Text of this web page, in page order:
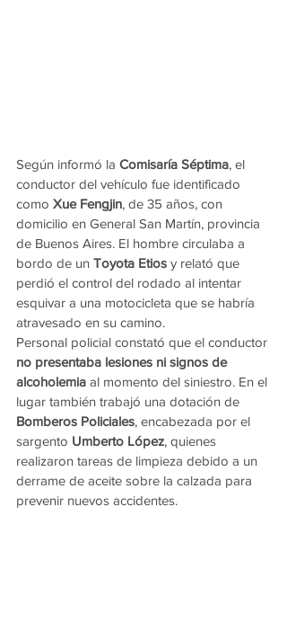
Según informó la Comisaría Séptima, el
conductor del vehículo fue identificado
como Xue Fengjin, de 35 años, con
domicilio en General San Martín, provincia
de Buenos Aires. El hombre circulaba a
bordo de un Toyota Etios y relató que
perdió el control del rodado al intentar
esquivar a una motocicleta que se habría
atravesado en su camino.
Personal policial constató que el conductor
no presentaba lesiones ni signos de
alcoholemia al momento del siniestro. En el
lugar también trabajó una dotación de
Bomberos Policiales, encabezada por el
sargento Umberto López, quienes
realizaron tareas de limpieza debido a un
derrame de aceite sobre la calzada para
prevenir nuevos accidentes.